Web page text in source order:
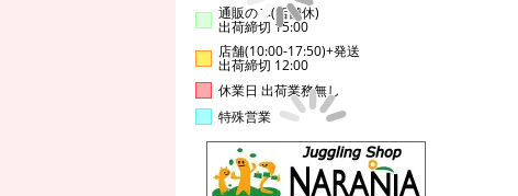
通販のみ(店舗休)
出荷締切 15:00
店舗(10:00-17:50)+発送
出荷締切 12:00
休業日 出荷業務無し
特殊営業